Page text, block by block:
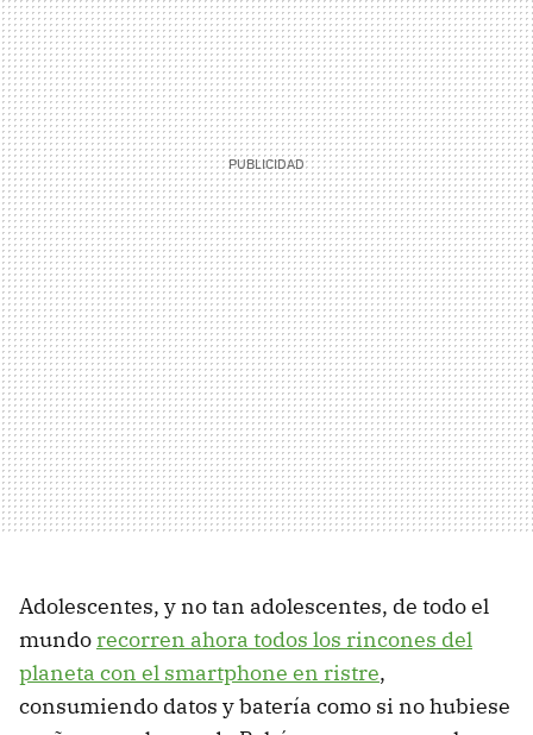
Adolescentes, y no tan adolescentes, de todo el
mundo recorren ahora todos los rincones del
planeta con el smartphone en ristre,
consumiendo datos y batería como si no hubiese